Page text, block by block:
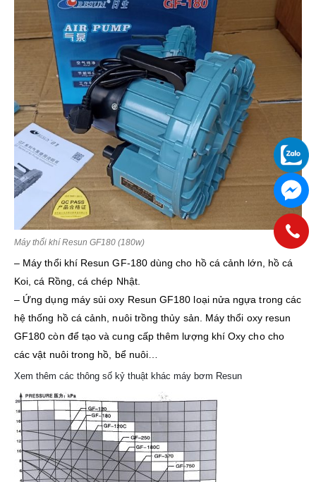
Máy thổi khí Resun GF180 (180w)
– Máy thổi khí Resun GF-180 dùng cho hồ cá cảnh lớn, hồ cá
Koi, cá Rồng, cá chép Nhật.
– Ứng dụng máy sủi oxy Resun GF180 loại nửa ngựa trong các
hệ thống hồ cá cảnh, nuôi trồng thủy sản. Máy thổi oxy resun
GF180 còn để tạo và cung cấp thêm lượng khí Oxy cho cho
các vật nuôi trong hồ, bể nuôi…
Xem thêm các thông số kỷ thuật khác máy bơm Resun